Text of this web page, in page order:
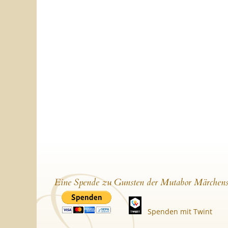
Eine Spende zu Gunsten der Mutabor
Spenden mit Twint